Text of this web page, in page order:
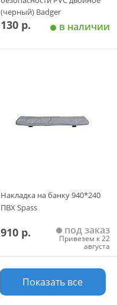
(черный) Badger
130 р. в наличии
Накладка на банку 940*240
ПВХ Spass
910 р. под заказ
Привезем к 22
августа
Добавить в корзину
Показать все